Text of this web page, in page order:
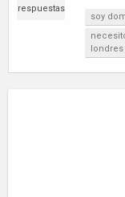
respuestas
soy
londres